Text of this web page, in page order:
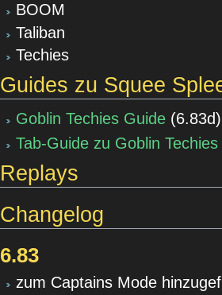
BOOM
Taliban
Techies
Guides zu Squee
Goblin Techies Guide (6.83d)
Tab-Guide zu Goblin Techies
Replays
Changelog
6.83
zum Captains Mode